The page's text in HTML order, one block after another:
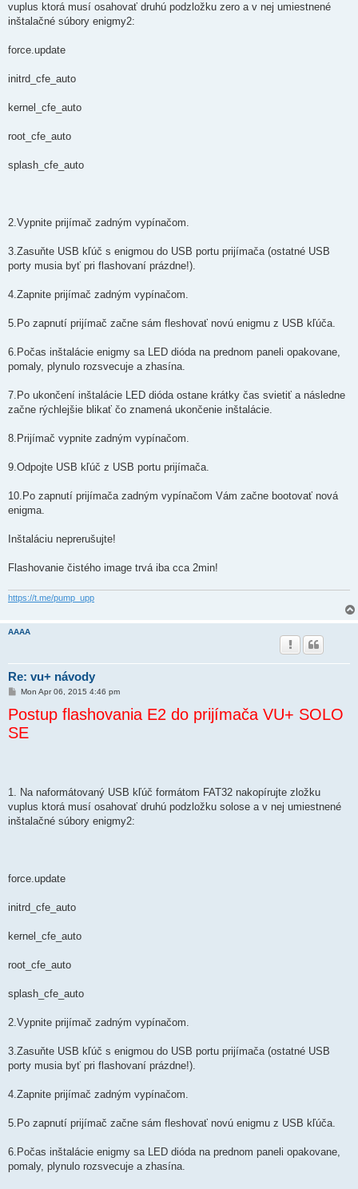
vuplus ktorá musí osahovať druhú podzložku zero a v nej umiestnené
inštalačné súbory enigmy2:
force.update
initrd_cfe_auto
kernel_cfe_auto
root_cfe_auto
splash_cfe_auto
2.Vypnite prijímač zadným vypínačom.
3.Zasuňte USB kľúč s enigmou do USB portu prijímača (ostatné USB
porty musia byť pri flashovaní prázdne!).
4.Zapnite prijímač zadným vypínačom.
5.Po zapnutí prijímač začne sám fleshovať novú enigmu z USB kľúča.
6.Počas inštalácie enigmy sa LED dióda na prednom paneli opakovane,
pomaly, plynulo rozsvecuje a zhasína.
7.Po ukončení inštalácie LED dióda ostane krátky čas svietiť a následne
začne rýchlejšie blikať čo znamená ukončenie inštalácie.
8.Prijímač vypnite zadným vypínačom.
9.Odpojte USB kľúč z USB portu prijímača.
10.Po zapnutí prijímača zadným vypínačom Vám začne bootovať nová
enigma.
Inštaláciu neprerušujte!
Flashovanie čistého image trvá iba cca 2min!
https://t.me/pump_upp
AAAA
Re: vu+ návody
P
s
t
Mon Apr 06, 2015 4:46 pm
Postup flashovania E2 do prijímača VU+ SOLO
SE
1. Na naformátovaný USB kľúč formátom FAT32 nakopírujte zložku
vuplus ktorá musí osahovať druhú podzložku solose a v nej umiestnené
inštalačné súbory enigmy2:
force.update
initrd_cfe_auto
kernel_cfe_auto
root_cfe_auto
splash_cfe_auto
2.Vypnite prijímač zadným vypínačom.
3.Zasuňte USB kľúč s enigmou do USB portu prijímača (ostatné USB
porty musia byť pri flashovaní prázdne!).
4.Zapnite prijímač zadným vypínačom.
5.Po zapnutí prijímač začne sám fleshovať novú enigmu z USB kľúča.
6.Počas inštalácie enigmy sa LED dióda na prednom paneli opakovane,
pomaly, plynulo rozsvecuje a zhasína.